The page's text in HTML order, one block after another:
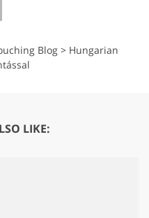
Blog > Hungarian
LIKE: